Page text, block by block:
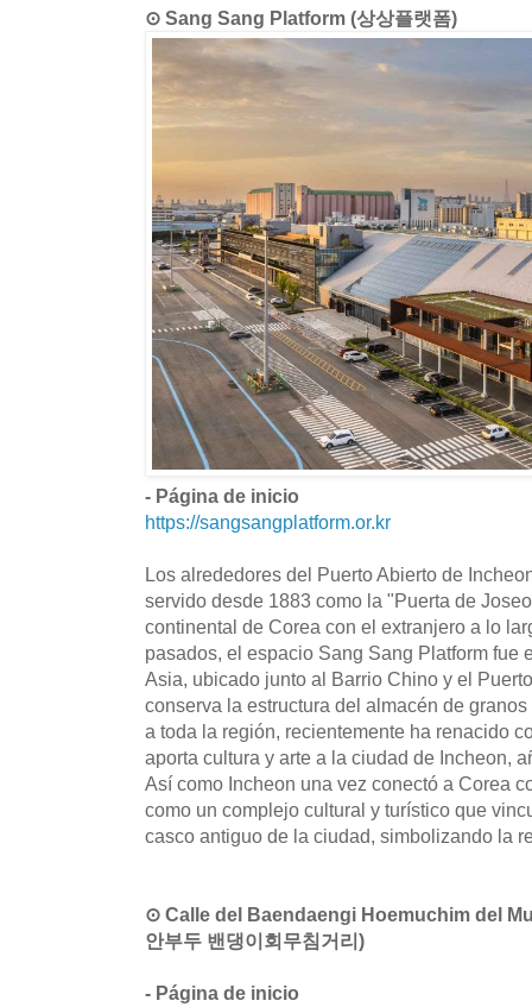
⊙ Sang Sang Platform (상상플랫폼)
- Página de inicio
https://sangsangplatform.or.kr
Los alrededores del Puerto Abierto de
servido desde 1883 como la "Puerta de
continental de Corea con el extranjero a lo
pasados, el espacio Sang Sang Platform fue
Asia, ubicado junto al Barrio Chino y el
conserva la estructura del almacén de
a toda la región, recientemente ha renacido
aporta cultura y arte a la ciudad de Incheon,
Así como Incheon una vez conectó a Corea
como un complejo cultural y turístico que
casco antiguo de la ciudad, simbolizando la
⊙ Calle del Baendaengi Hoemuchim del
안부두 밴댕이회무침거리)
- Página de inicio